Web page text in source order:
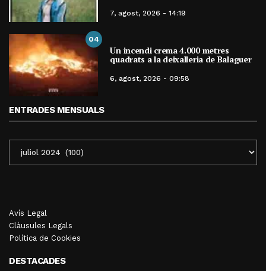
7, agost, 2026 - 14:19
04
Un incendi crema 4.000 metres
quadrats a la deixalleria de Balaguer
6, agost, 2026 - 09:58
ENTRADES MENSUALS
MENSUALS
Avís Legal
Clàusules Legals
Política de Cookies
DESTACADES